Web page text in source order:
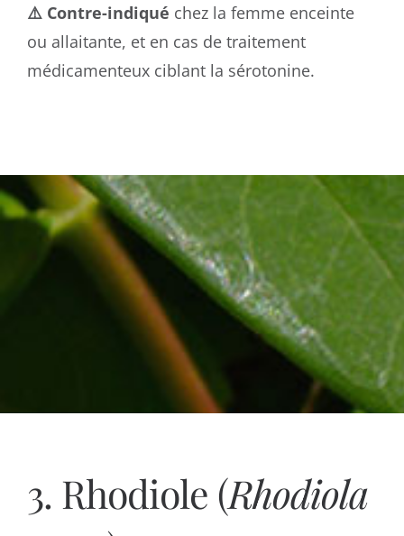
⚠️ Contre-indiqué chez la femme enceinte
ou allaitante, et en cas de traitement
médicamenteux ciblant la sérotonine.
3. Rhodiole (Rhodiola